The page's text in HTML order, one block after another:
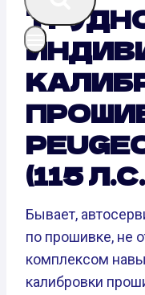
(115
Бывает,
по прошивке, не
комплексом
калибровки